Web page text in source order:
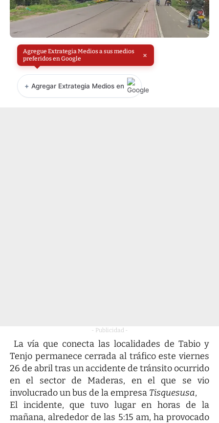
Agregue Extrategia Medios a sus medios
preferidos en Google
×
+ Agregar Extrategia Medios en
- Publicidad -
La vía que conecta las localidades de Tabio y
Tenjo permanece cerrada al tráfico este viernes
26 de abril tras un accidente de tránsito ocurrido
en el sector de Maderas, en el que se vio
involucrado un bus de la empresa Tisquesusa,
El incidente, que tuvo lugar en horas de la
mañana, alrededor de las 5:15 am, ha provocado